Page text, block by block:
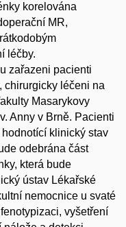
korelována
MR,
léčby.
zařazeni pacienti
chirurgicky léčeni na
Masarykovy
Anny v Brně. Pacienti
klinický stav
odebrána část
která bude
ústav Lékařské
nemocnice u svaté
vyšetření